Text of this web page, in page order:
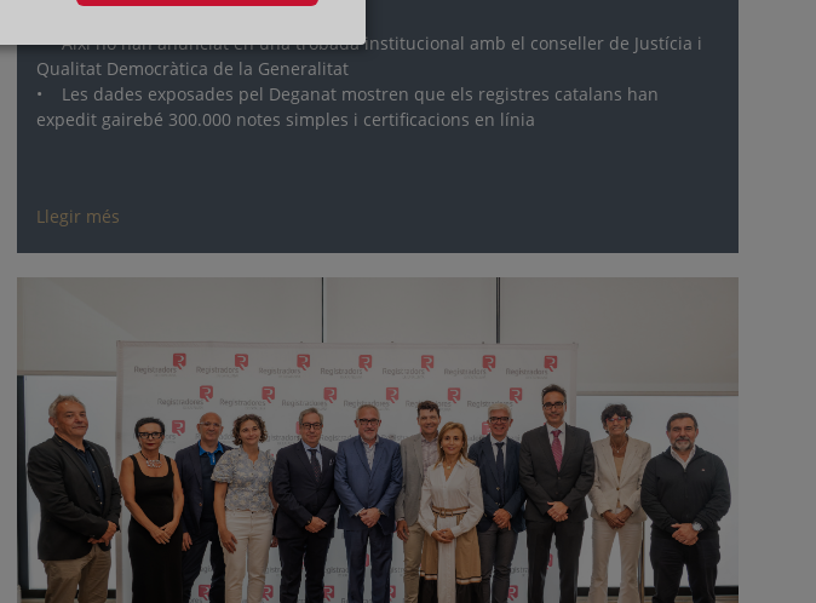
• Així ho han anunciat en una trobada institucional amb el conseller de Justícia i
Qualitat Democràtica de la Generalitat
• Les dades exposades pel Deganat mostren que els registres catalans han
expedit gairebé 300.000 notes simples i certificacions en línia
Llegir més